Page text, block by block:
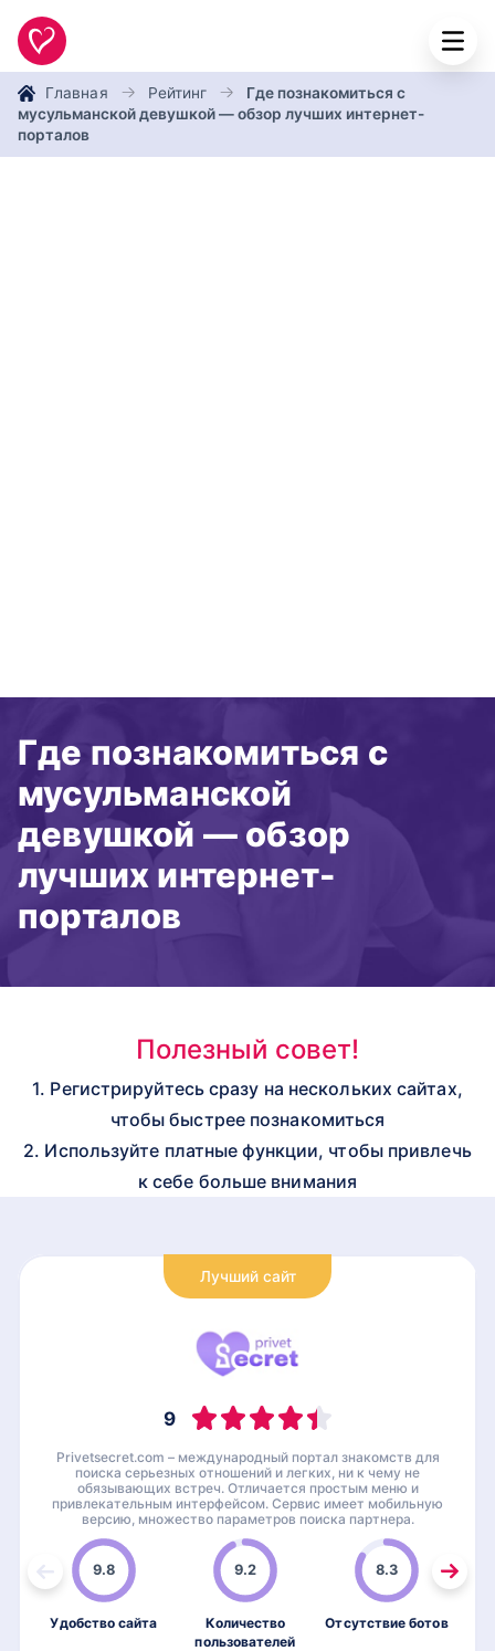
Главная Рейтинг
Где познакомиться с
мусульманской девушкой — обзор лучших интернет-
порталов
Где познакомиться с
мусульманской
девушкой — обзор
лучших интернет-
порталов
Полезный совет!
1. Регистрируйтесь сразу на нескольких сайтах,
чтобы быстрее познакомиться
2. Используйте платные функции, чтобы привлечь
к себе больше внимания
Лучший сайт
Privetsecret.com – международный портал знакомств для
поиска серьезных отношений и легких, ни к чему не
обязывающих встреч. Отличается простым меню и
привлекательным интерфейсом. Сервис имеет мобильную
версию, множество параметров поиска партнера.
9.8
Удобство сайта
9.2
Количество
пользователей
8.3
Отсутствие ботов
9